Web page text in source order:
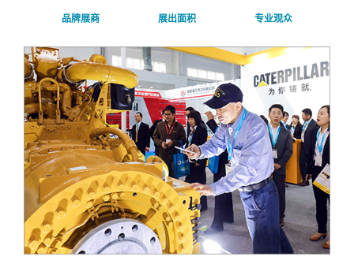
品牌展商 展出面积 专业观众